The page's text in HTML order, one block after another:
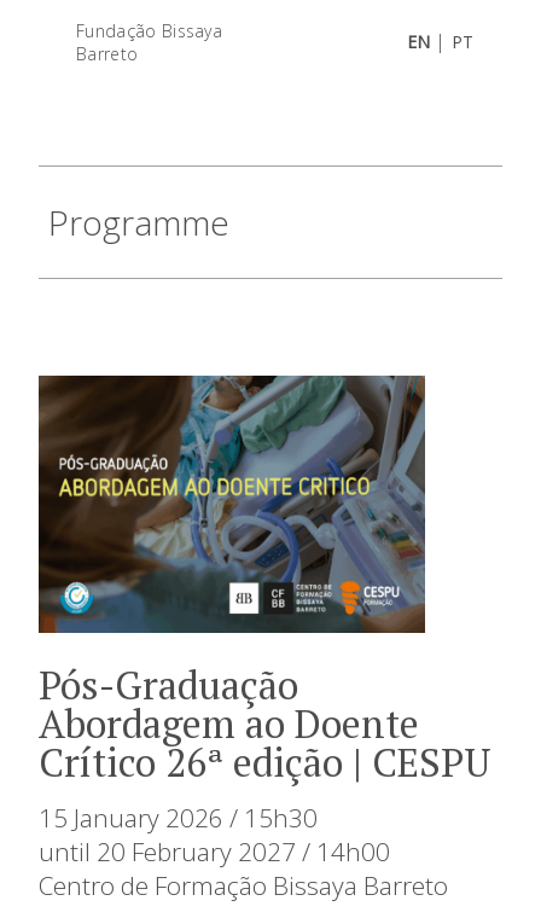
Fundação Bissaya
Barreto
EN | PT
Programme
Pós-Graduação
Abordagem ao Doente
Crítico 26ª edição | CESPU
15 January 2026 / 15h30
until 20 February 2027 / 14h00
Centro de Formação Bissaya Barreto